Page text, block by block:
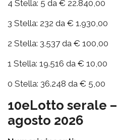
4 Stella: 5 da € 22.840,00
3 Stella: 232 da € 1.930,00
2 Stella: 3.537 da € 100,00
1 Stella: 19.516 da € 10,00
0 Stella: 36.248 da € 5,00
10eLotto serale
agosto 2026